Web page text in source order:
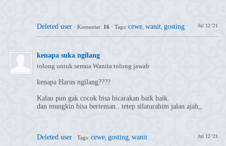
Deleted user Jul 12 '21
· Komentar: 16 · Tags: cewe wanit gosting
kenapa suka ngilang
tolong untuk semua Wanita tolong jawab
kenapa Harus ngilang????
Kalau pun gak cocok bisa bicarakan baik baik.
dan mungkin bisa berteman.. tetep silaturahim jalan ajah,,
Deleted user Jul 12 '21
· Tags: cewe gosting wanit